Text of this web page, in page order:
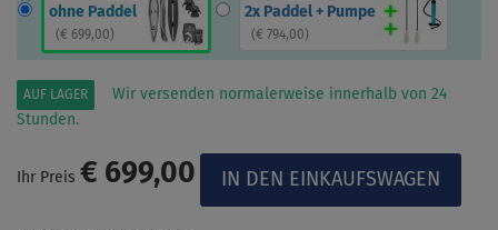
ohne Paddel
( € 699,00)
2x Paddel + Pumpe
( € 794,00)
AUF LAGER
Wir versenden normalerweise innerhalb von 24
Stunden.
Ihr Preis € 699,00